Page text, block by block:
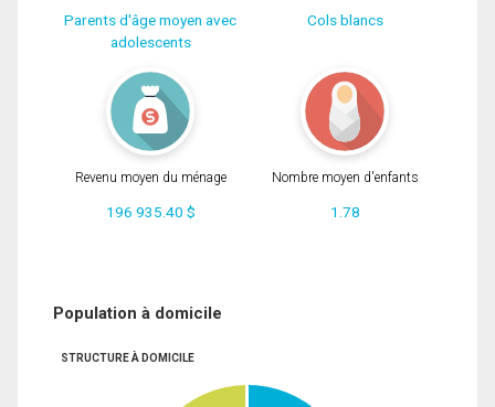
Parents d'âge moyen avec
adolescents
Cols blancs
Revenu moyen du ménage
196 935.40 $
Nombre moyen d'enfants
1.78
Population à domicile
STRUCTURE À DOMICILE